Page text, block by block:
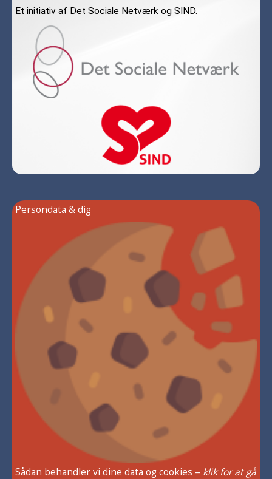
Et initiativ af Det Sociale Netværk og SIND.
Persondata & dig
Sådan behandler vi dine data og cookies – klik for at gå